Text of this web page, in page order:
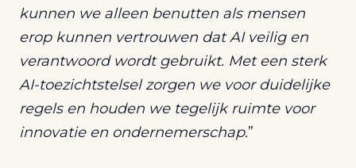
kunnen we alleen benutten als mensen
erop kunnen vertrouwen dat AI veilig en
verantwoord wordt gebruikt. Met een sterk
AI-toezichtstelsel zorgen we voor duidelijke
regels en houden we tegelijk ruimte voor
innovatie en ondernemerschap.”